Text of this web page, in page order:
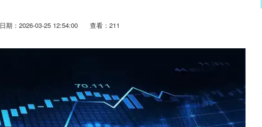
日期：2026-03-25 12:54:00 查看：211